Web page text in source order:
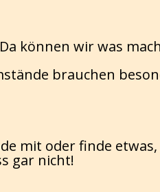
können wir was
brauchen
mit oder finde
gar nicht!